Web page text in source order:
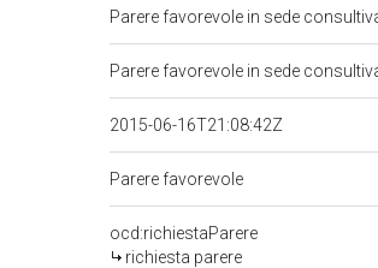
Parere favorevole in sede
Parere favorevole in sede
2015-06-16T21:08:42Z
Parere favorevole
ocd:richiestaParere
richiesta parere